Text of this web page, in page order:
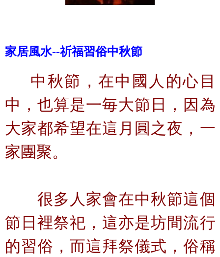
家居風水--祈福習俗中秋節
中秋節，在中國人的心目
中，也算是一毎大節日，因為
大家都希望在這月圓之夜，一
家團聚。
很多人家會在中秋節這個
節日裡祭祀，這亦是坊間流行
的習俗，而這拜祭儀式，俗稱